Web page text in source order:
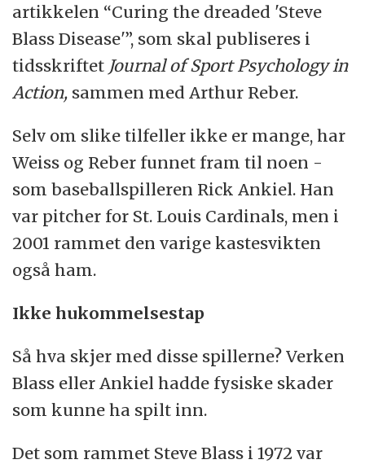
artikkelen “Curing the dreaded 'Steve
Blass Disease'”, som skal publiseres i
tidsskriftet Journal of Sport Psychology in
Action, sammen med Arthur Reber.
Selv om slike tilfeller ikke er mange, har
Weiss og Reber funnet fram til noen -
som baseballspilleren Rick Ankiel. Han
var pitcher for St. Louis Cardinals, men i
2001 rammet den varige kastesvikten
også ham.
Ikke hukommelsestap
Så hva skjer med disse spillerne? Verken
Blass eller Ankiel hadde fysiske skader
som kunne ha spilt inn.
Det som rammet Steve Blass i 1972 var